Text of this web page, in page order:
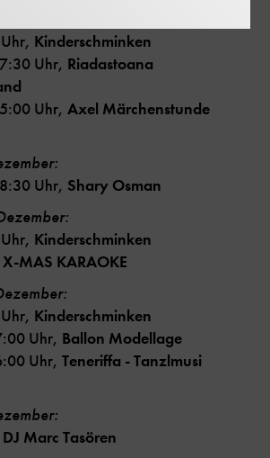
Kinderschminken
Uhr, Riadastoana
Uhr, Axel Märchenstunde
Uhr, Shary Osman
Kinderschminken
X-MAS KARAOKE
Kinderschminken
Uhr, Ballon Modellage
Uhr, Teneriffa - Tanzlmusi
DJ Marc Tasören